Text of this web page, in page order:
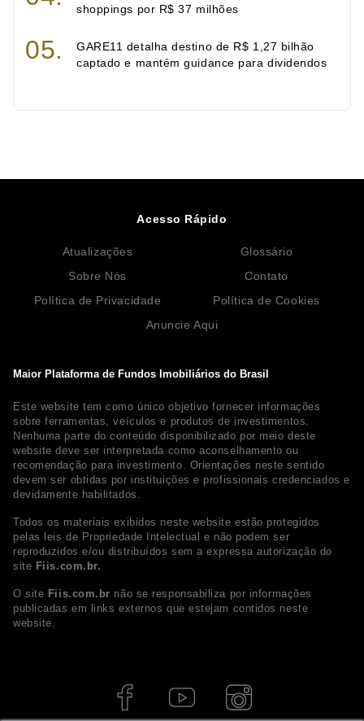
shoppings por R$ 37 milhões
GARE11 detalha destino de R$ 1,27 bilhão
captado e mantém guidance para dividendos
Maior Plataforma de Fundos Imobiliários do Brasil
Este website tem como único objetivo fornecer informações
sobre ferramentas, veículos e produtos de investimentos.
Nenhuma parte do conteúdo disponibilizado por meio deste
website deve ser interpretada como aconselhamento ou
recomendação para investimento. Orientações neste sentido
devem ser obtidas por instituições e profissionais credenciados e
devidamente habilitados.
Todos os materiais exibidos neste website estão protegidos
pelas leis de Propriedade Intelectual e não podem ser
reproduzidos e/ou distribuídos sem a expressa autorização do
site Fiis.com.br.
O site Fiis.com.br não se responsabiliza por informações
publicadas em links externos que estejam contidos neste
website.
Acesso Rápido
Atualizações
Glossário
Sobre Nós
Contato
Política de Privacidade
Política de Cookies
Anuncie Aqui